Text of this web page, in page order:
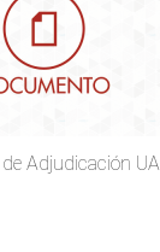
Adjudicación